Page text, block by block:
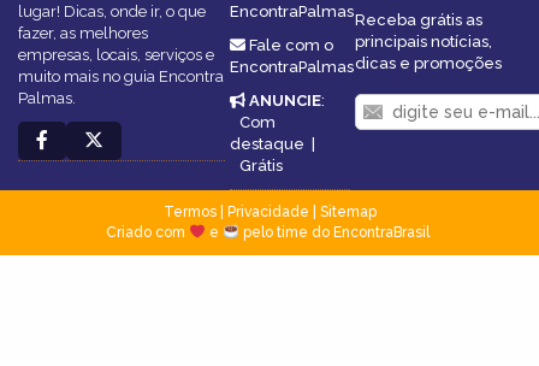
lugar! Dicas, onde ir, o que
fazer, as melhores
empresas, locais, serviços e
muito mais no guia Encontra
Palmas.
EncontraPalmas
Fale com o
EncontraPalmas
ANUNCIE:
Com
destaque |
Grátis
Receba grátis as
principais notícias,
dicas e promoções
Termos| Privacidade
Sitemap
Criado com
e pelo time do EncontraBrasil